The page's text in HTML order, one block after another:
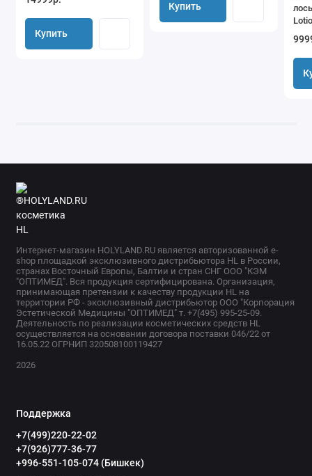
PENTAACETATE, 2-BROMO-2-NITROPROPANE-1,3-DIOL,
IMIDAZOLIDINYL UREA, METHYLPARABEN, PROPYLPARABEN,
FRAGRANCE (PARFUM).
Купить
Купить
Интернет-магазин HOLYLAND.RU является авторизованной e-
shop площадкой эксклюзивного дистрибьютора HL в России,
странах Восточный Европы, Балтии и стран СНГ ООО "КЭМ
"ОПТИМЕД". Вся продукция сертифицирована. Организация,
принимающая претензии к качеству продукции HL на
территории РФ - эксклюзивный дистрибьютор ООО "Корпорация
Эстетической Медицины "ОПТИМЕД" т. +7(495) 995-25-09.
Деятельность по реализации косметических средств HL
осуществляется на основании договора поставки 046/22 от
16.05.22 ОГРНИП 320508100119427
2026
Поддержка
+7(499)220-22-02
+7(926)777-36-77
+996-551-105-074 (Бишкек)